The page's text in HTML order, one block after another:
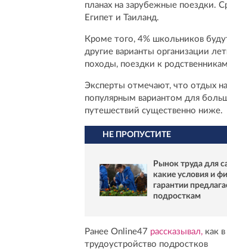
планах на зарубежные поездки.
Египет и Таиланд.
Кроме того, 4% школьников
другие варианты организации
походы, поездки к
Эксперты отмечают, что отдых
популярным вариантом для
путешествий существенно ниже.
НЕ ПРОПУСТИТЕ
Рынок труда для
какие условия и
гарантии
подросткам
Ранее Online47 рассказывал, как
трудоустройство подростков